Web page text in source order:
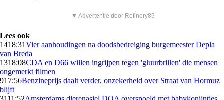
▼ Advertentie door Refinery89
Lees ook
1418:31Vier aanhoudingen na doodsbedreiging burgemeester Depla
van Breda
1318:08CDA en D66 willen ingrijpen tegen 'gluurbrillen' die mensen
ongemerkt filmen
917:56Benzineprijs daalt verder, onzekerheid over Straat van Hormuz
blijft